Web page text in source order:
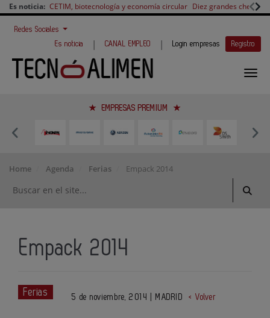
Es noticia: CETIM, biotecnología y economía circular Diez grandes chefs
Redes Sociales
Es noticia
| CANAL EMPLEO | Login empresas Registro
EMPRESAS PREMIUM
Home Agenda Ferias Empack 2014
Empack 2014
Ferias 5 de noviembre, 2014 | MADRID < Volver